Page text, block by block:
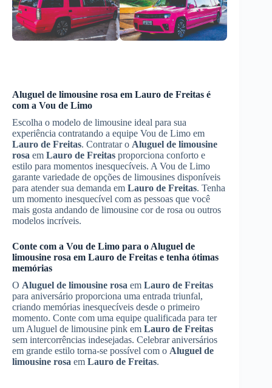
Aluguel de limousine rosa em Lauro de Freitas é
com a Vou de Limo
Escolha o modelo de limousine ideal para sua
experiência contratando a equipe Vou de Limo em
Lauro de Freitas. Contratar o Aluguel de limousine
rosa em Lauro de Freitas proporciona conforto e
estilo para momentos inesquecíveis. A Vou de Limo
garante variedade de opções de limousines disponíveis
para atender sua demanda em Lauro de Freitas. Tenha
um momento inesquecível com as pessoas que você
mais gosta andando de limousine cor de rosa ou outros
modelos incríveis.
Conte com a Vou de Limo para o Aluguel de
limousine rosa em Lauro de Freitas e tenha ótimas
memórias
O Aluguel de limousine rosa em Lauro de Freitas
para aniversário proporciona uma entrada triunfal,
criando memórias inesquecíveis desde o primeiro
momento. Conte com uma equipe qualificada para ter
um Aluguel de limousine pink em Lauro de Freitas
sem intercorrências indesejadas. Celebrar aniversários
em grande estilo torna-se possível com o Aluguel de
limousine rosa em Lauro de Freitas.